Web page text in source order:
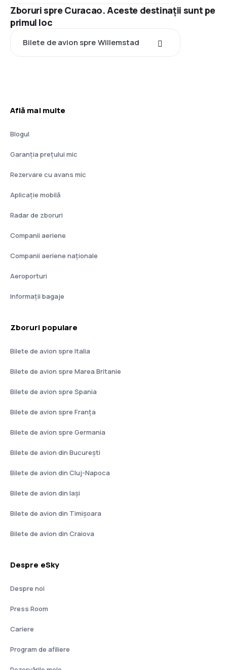
Zboruri spre Curacao. Aceste destinații sunt pe
primul loc
Bilete de avion spre Willemstad
Află mai multe
Blogul
Garanția prețului mic
Rezervare cu avans mic
Aplicație mobilă
Radar de zboruri
Companii aeriene
Companii aeriene naţionale
Aeroporturi
Informații bagaje
Zboruri populare
Bilete de avion spre Italia
Bilete de avion spre Marea Britanie
Bilete de avion spre Spania
Bilete de avion spre Franţa
Bilete de avion spre Germania
Bilete de avion din București
Bilete de avion din Cluj-Napoca
Bilete de avion din Iași
Bilete de avion din Timișoara
Bilete de avion din Craiova
Despre eSky
Despre noi
Press Room
Cariere
Program de afiliere